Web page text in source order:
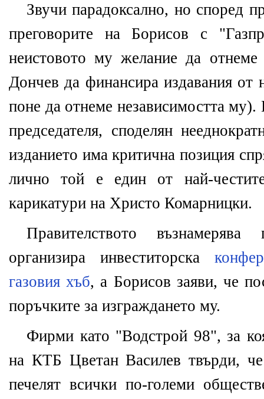
Звучи парадоксално, но според
преговорите на Борисов с
неистовото му желание да
Дончев да финансира издавания от
поне да отнеме независимостта
председателя, споделян
изданието има критична позиция
лично той е един от най-
карикатури на Христо Комарницки.
Правителството
организира инвеститорска
газовия хъб, а Борисов заяви, че
поръчките за изграждането му.
Фирми като "Водстрой 98", за
на КТБ Цветан Василев твърди,
печелят всички по-големи